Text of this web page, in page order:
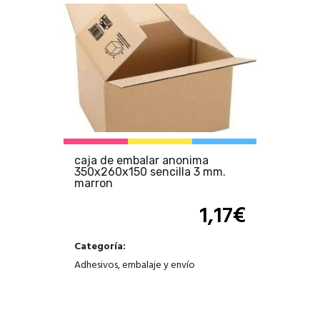
caja de embalar anonima
350x260x150 sencilla 3 mm.
marron
1,17€
Categoría:
Adhesivos, embalaje y envío